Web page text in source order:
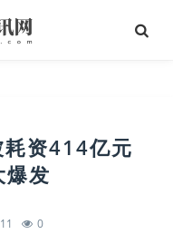
耗资414亿元
爆发
0